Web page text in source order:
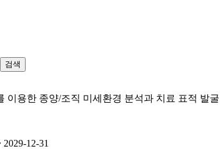
검색
이용한 종양/조직 미세환경 분석과 치료 표적 발굴
2029-12-31